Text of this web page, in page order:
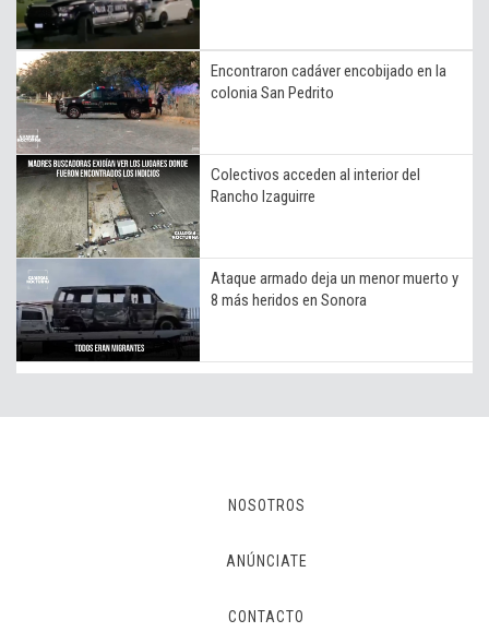
Encontraron cadáver encobijado en la
colonia San Pedrito
Colectivos acceden al interior del
Rancho Izaguirre
Ataque armado deja un menor muerto y
8 más heridos en Sonora
NOSOTROS
ANÚNCIATE
CONTACTO